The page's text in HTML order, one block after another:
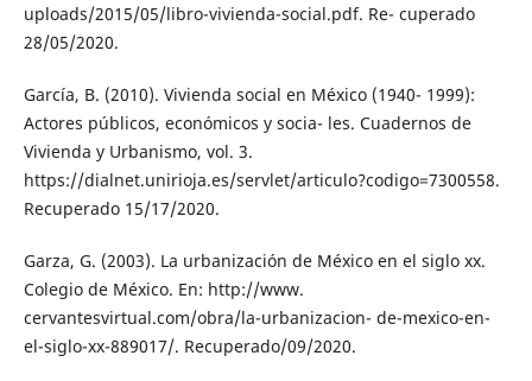
uploads/2015/05/libro-vivienda-social.pdf. Re- cuperado
28/05/2020.
García, B. (2010). Vivienda social en México (1940- 1999):
Actores públicos, económicos y socia- les. Cuadernos de
Vivienda y Urbanismo, vol. 3.
https://dialnet.unirioja.es/servlet/articulo?codigo=7300558.
Recuperado 15/17/2020.
Garza, G. (2003). La urbanización de México en el siglo xx.
Colegio de México. En: http://www.
cervantesvirtual.com/obra/la-urbanizacion- de-mexico-en-
el-siglo-xx-889017/. Recuperado/09/2020.